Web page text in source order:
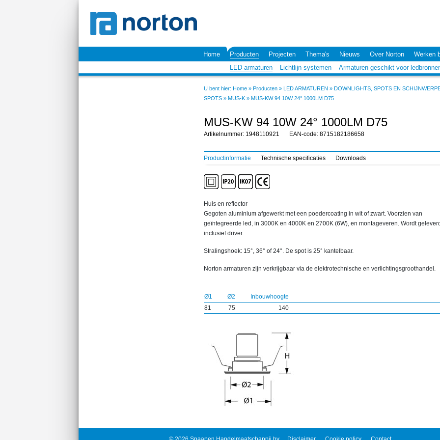
Home Producten Projecten Thema's Nieuws Over Norton
Werken
LED armaturen
Lichtlijn systemen Armaturen geschikt voor
U bent hier: Home » Producten » LED ARMATUREN » DOWNLIGHTS, SPOTS EN
SPOTS » MUS-K » MUS-KW 94 10W 24° 1000LM D75
MUS-KW 94 10W 24° 1000LM D75
Artikelnummer: 1948110921 EAN-code: 8715182186658
Productinformatie Technische specificaties Downloads
Huis en reflector
Gegoten aluminium afgewerkt met een poedercoating in wit of zwart. Voorzien van
geïntegreerde led, in 3000K en 4000K en 2700K (6W), en montageveren. Wordt
inclusief driver.
Stralingshoek: 15°, 36° of 24°. De spot is 25° kantelbaar.
Norton armaturen zijn verkrijgbaar via de elektrotechnische en verlichtingsgroothandel.
Ø1 Ø2
Inbouwhoogte
81
75 140